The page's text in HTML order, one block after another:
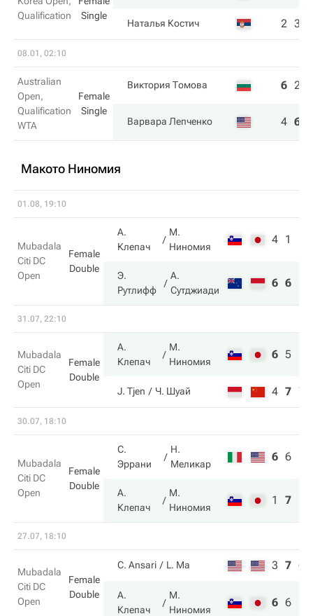
Qualification
Single
Наталья Костич 2 3
08.01, 02:10
Australian
Open,
Qualification
WTA
Female
Single
Виктория Томова 6 2
Варвара Лепченко 4 6
Макото Ниномия
01.08, 19:10
Mubadala
Citi DC
Open
Female
Double
А.
Клепач
М.
Ниномия
4 1
Э.
Рутлифф
А.
Сутджиади
6 6
31.07, 22:10
Mubadala
Citi DC
Open
Female
Double
А.
Клепач
М.
Ниномия
6 5
J. Tjen Ч. Шуай 4 7 7
30.07, 18:10
Mubadala
Citi DC
Open
Female
Double
С.
Эррани
Н.
Меликар
6 6
А.
Клепач
М.
Ниномия
1 7
27.07, 18:10
Mubadala
Citi DC
Open
Female
Double
C. Ansari L. Ma 3 7 6
А.
Клепач
М.
Ниномия
6 6